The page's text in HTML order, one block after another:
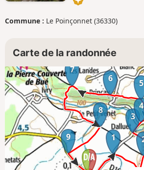
Commune : Le Poinçonnet (36330)
Carte de la randonnée
1
3
4
5
6
7
8
9